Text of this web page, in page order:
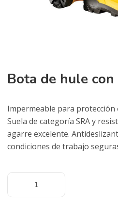
Bota de hule
Impermeable para protección
Suela de categoría SRA y
agarre excelente.
condiciones de trabajo